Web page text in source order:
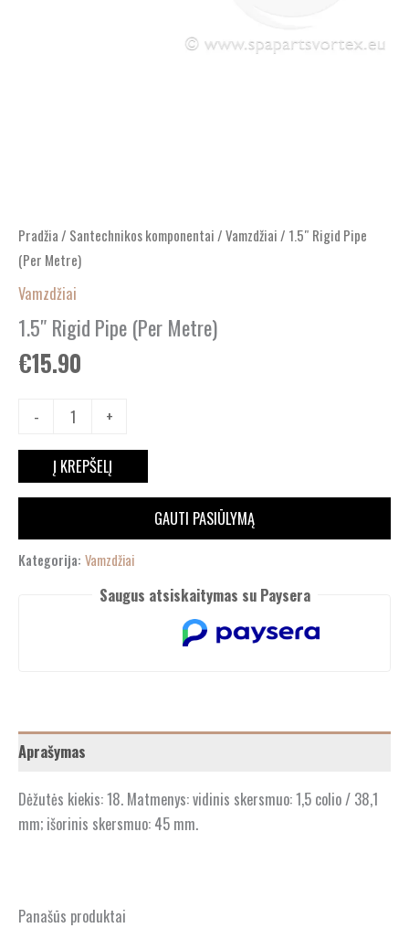
Pradžia / Santechnikos komponentai /Vamzdžiai / 1.5″ Rigid Pipe
(Per Metre)
Vamzdžiai
1.5″ Rigid Pipe (Per Metre)
€15.90
- +
Į KREPŠELĮ
GAUTI PASIŪLYMĄ
Kategorija: Vamzdžiai
Saugus atsiskaitymas su Paysera
Aprašymas
Dėžutės kiekis: 18. Matmenys: vidinis skersmuo: 1,5 colio / 38,1
mm; išorinis skersmuo: 45 mm.
Panašūs produktai